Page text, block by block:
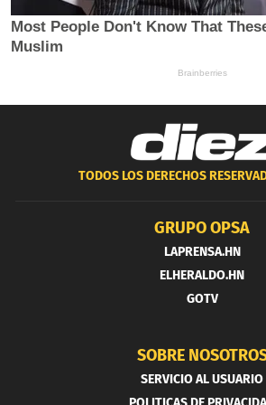
TODOS LOS DERECHOS
GRUPO OPSA
LAPRENSA.HN
ELHERALDO.HN
GOTV
SOBRE
SERVICIO AL USUARIO